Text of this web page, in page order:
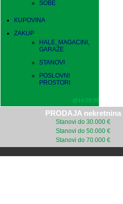
SOBE
KUPOVINA
ZAKUP
HALE, MAGACINI,
GARAŽE
STANOVI
POSLOVNI
PROSTORI
@14:59:39
PRODAJA nekretnina
Stanovi do 30.000 €
Stanovi do 50.000 €
Stanovi do 70.000 €